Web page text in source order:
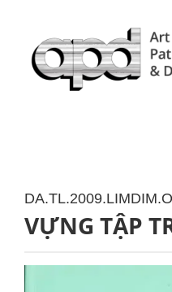
VỰNG TẬP